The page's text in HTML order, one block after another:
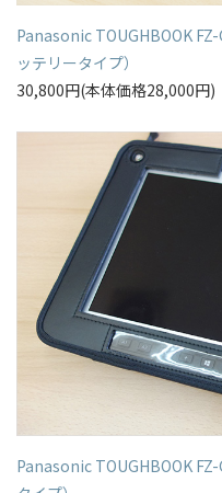
Panasonic TOUGHBOOK
ッテリータイプ）
30,800円(本体価格28,000円)
Panasonic TOUGHBOOK